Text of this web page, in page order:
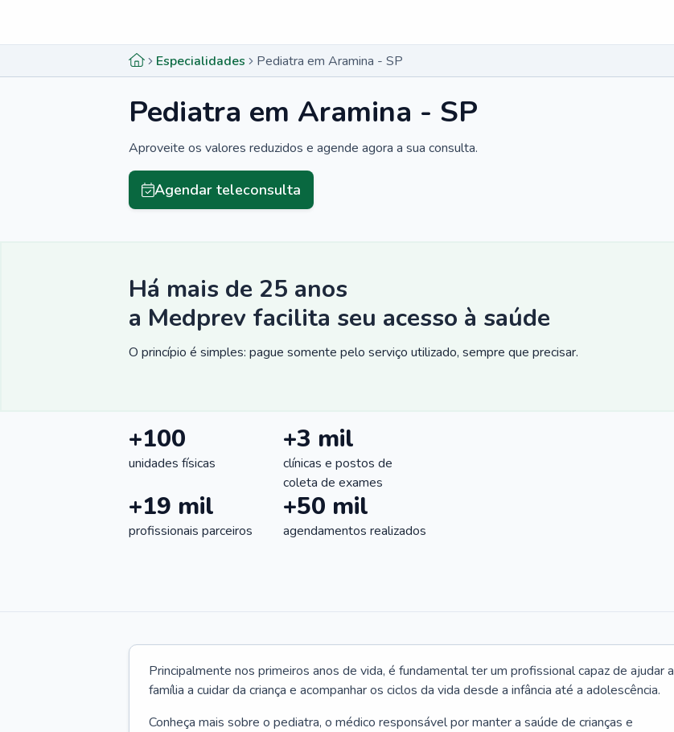
Especialidades Pediatra em Aramina - SP
Pediatra em Aramina - SP
Aproveite os valores reduzidos e agende agora a sua consulta.
Agendar teleconsulta
Há mais de 25 anos
a Medprev facilita seu acesso à saúde
O princípio é simples: pague somente pelo serviço utilizado, sempre que precisar.
+100
unidades físicas
+3 mil
clínicas e postos de
coleta de exames
+19 mil
profissionais parceiros
+50 mil
agendamentos realizados
Principalmente nos primeiros anos de vida, é fundamental ter um profissional capaz de ajudar a
família a cuidar da criança e acompanhar os ciclos da vida desde a infância até a adolescência.
Conheça mais sobre o pediatra, o médico responsável por manter a saúde de crianças e